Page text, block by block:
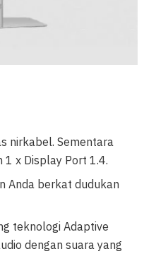
nirkabel. Sementara
x Display Port 1.4.
Anda berkat dudukan
teknologi Adaptive
dengan suara yang